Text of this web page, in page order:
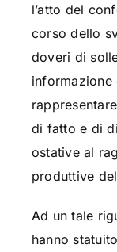
l’atto del
corso dello
doveri di
informazione
di fatto e di
ostative al
produttive
Ad un tale
hanno